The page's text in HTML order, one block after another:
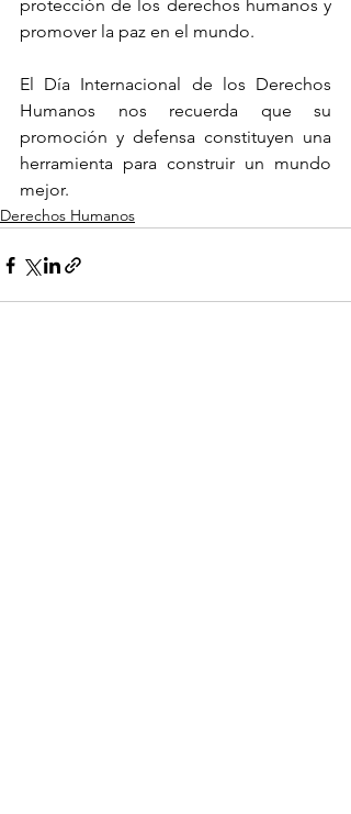
protección de los derechos humanos y
promover la paz en el mundo.
El Día Internacional de los Derechos
Humanos nos recuerda que su
promoción y defensa constituyen una
herramienta para construir un mundo
mejor.
Derechos Humanos